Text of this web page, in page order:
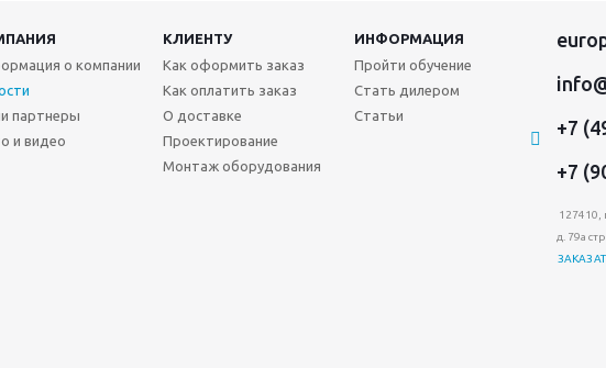
КЛИЕНТУ
ИНФОРМАЦИЯ
о компании
партнеры
и видео
Как оформить заказ
Как оплатить заказ
О доставке
Проектирование
Монтаж оборудования
Пройти обучение
Стать дилером
Статьи
+7
+7
127410,
д. 79а